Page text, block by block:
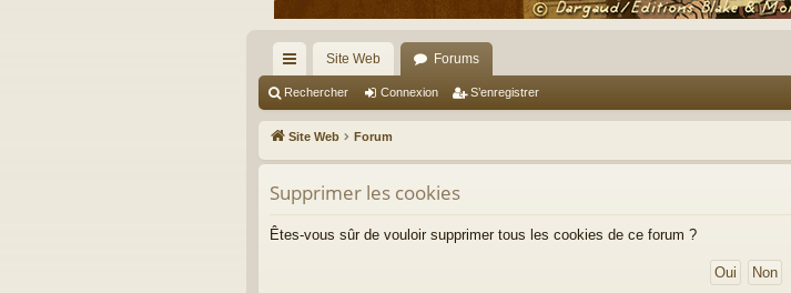
cc
ès
ra
pi
Site Web Forums
Rechercher Connexion S’enregistrer
Site Web Forum
Supprimer les cookies
Êtes-vous sûr de vouloir supprimer tous les cookies de ce forum ?